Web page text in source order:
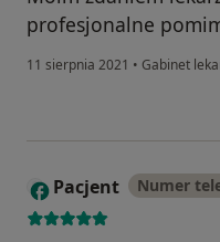
profesjonalne
11 sierpnia 2021 • Gabinet
Pacjent Numer